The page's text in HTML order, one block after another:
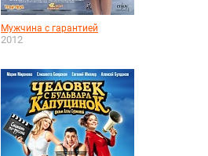
Мужчина с гарантией
2012